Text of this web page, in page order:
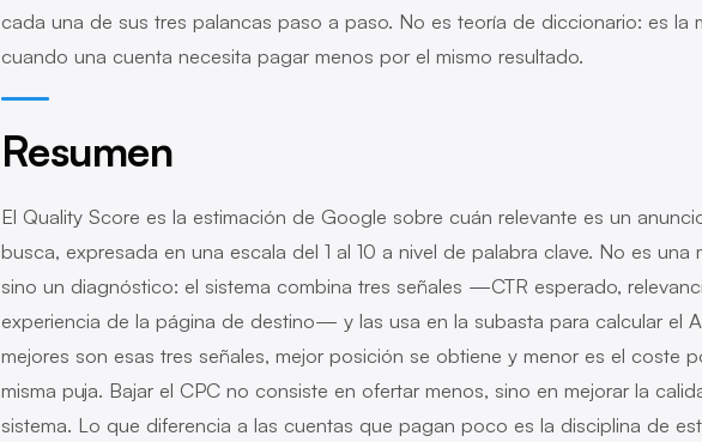
cada una de sus tres palancas paso a paso. No es teoría de diccionario: es la
cuando una cuenta necesita pagar menos por el mismo resultado.
Resumen
El Quality Score es la estimación de Google sobre cuán relevante es un
busca, expresada en una escala del 1 al 10 a nivel de palabra clave. No es una
sino un diagnóstico: el sistema combina tres señales —CTR esperado,
experiencia de la página de destino— y las usa en la subasta para calcular el
mejores son esas tres señales, mejor posición se obtiene y menor es el coste
misma puja. Bajar el CPC no consiste en ofertar menos, sino en mejorar la
sistema. Lo que diferencia a las cuentas que pagan poco es la disciplina de